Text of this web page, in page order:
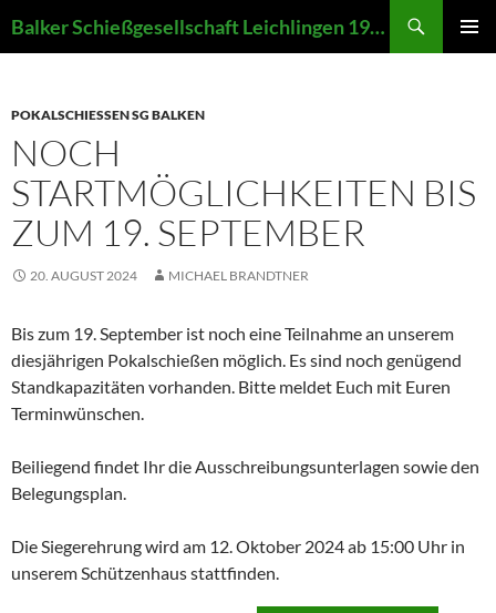
Inhalt
Balker Schießgesellschaft Leichlingen 1907 e.V.
POKALSCHIESSEN SG BALKEN
NOCH
STARTMÖGLICHKEITEN BIS
ZUM 19. SEPTEMBER
20. AUGUST 2024 MICHAEL BRANDTNER
Bis zum 19. September ist noch eine Teilnahme an unserem
diesjährigen Pokalschießen möglich. Es sind noch genügend
Standkapazitäten vorhanden. Bitte meldet Euch mit Euren
Terminwünschen.
Beiliegend findet Ihr die Ausschreibungsunterlagen sowie den
Belegungsplan.
Die Siegerehrung wird am 12. Oktober 2024 ab 15:00 Uhr in
unserem Schützenhaus stattfinden.